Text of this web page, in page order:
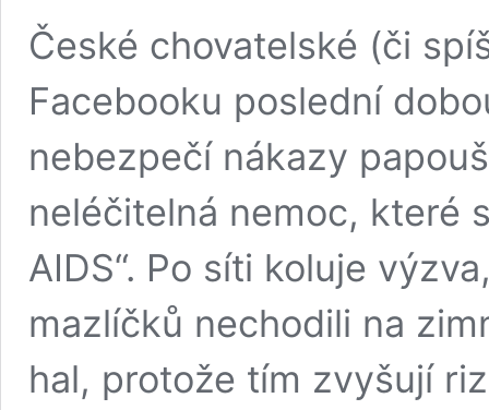
České chovatelské (či
Facebooku poslední
nebezpečí nákazy
neléčitelná nemoc, které
AIDS“. Po síti koluje
mazlíčků nechodili na
hal, protože tím zvyšují